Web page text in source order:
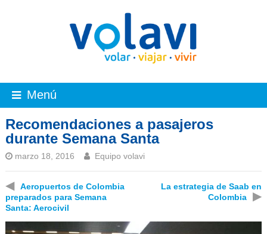
Menú
Recomendaciones a pasajeros
durante Semana Santa
marzo 18, 2016 Equipo volavi
◀
Aeropuertos de Colombia
preparados para Semana
Santa: Aerocivil
La estrategia de Saab en
Colombia
▶